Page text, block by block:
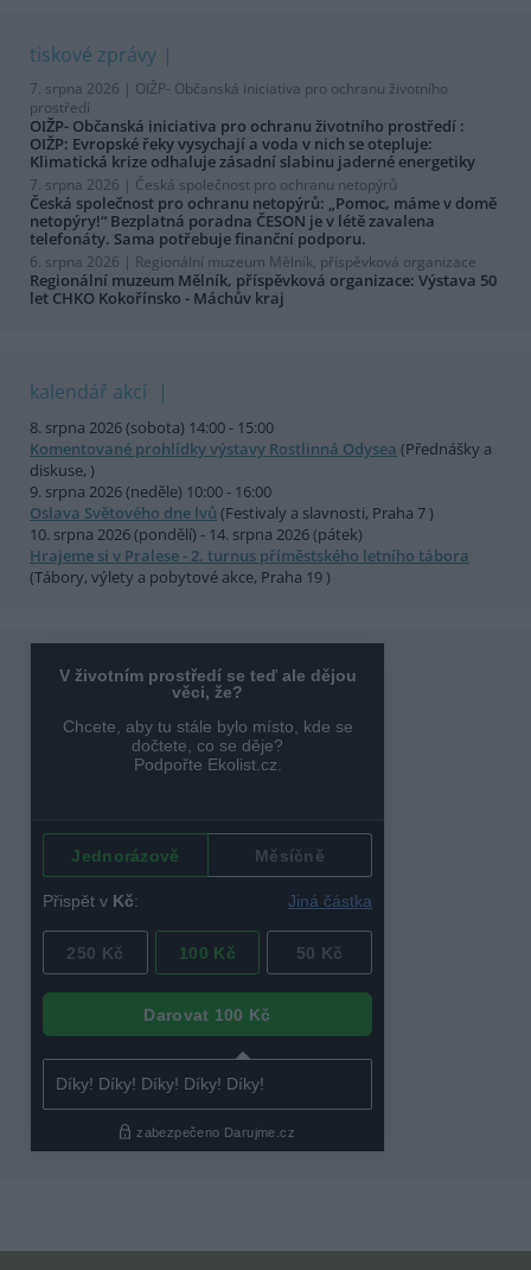
tiskové zprávy
7. srpna 2026 | OIŽP- Občanská iniciativa pro ochranu životního
prostředí
OIŽP- Občanská iniciativa pro ochranu životního prostředí :
OIŽP: Evropské řeky vysychají a voda v nich se otepluje:
Klimatická krize odhaluje zásadní slabinu jaderné energetiky
7. srpna 2026 | Česká společnost pro ochranu netopýrů
Česká společnost pro ochranu netopýrů: „Pomoc, máme v domě
netopýry!“ Bezplatná poradna ČESON je v létě zavalena
telefonáty. Sama potřebuje finanční podporu.
6. srpna 2026 | Regionální muzeum Mělník, příspěvková organizace
Regionální muzeum Mělník, příspěvková organizace: Výstava 50
let CHKO Kokořínsko - Máchův kraj
kalendář akcí
8. srpna 2026 (sobota) 14:00 - 15:00
Komentované prohlídky výstavy Rostlinná Odysea (Přednášky a
diskuse, )
9. srpna 2026 (neděle) 10:00 - 16:00
Oslava Světového dne lvů (Festivaly a slavnosti, Praha 7 )
10. srpna 2026 (pondělí) - 14. srpna 2026 (pátek)
Hrajeme si v Pralese - 2. turnus příměstského letního tábora
(Tábory, výlety a pobytové akce, Praha 19 )